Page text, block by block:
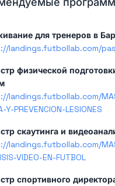
для тренеров в
landings.futbollab.com/
физической
landings.futbollab.com/
Y-PREVENCION-LESIONES
скаутинга и
landings.futbollab.com/
VIDEO-EN-FUTBOL
спортивного